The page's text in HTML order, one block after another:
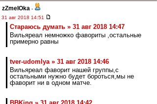
zZmeIOka -
31 авг 2018 14:51
Стараюсь думать » 31 авг 2018 14:47
Вильяреал немножко фавориты ,остальные
примерно равны
tver-udomlya » 31 авг 2018 14:46
Вильяреал фаворит нашей группы,с
остальными нужно будет бороться,мы не
фаворит ни в одном матче.